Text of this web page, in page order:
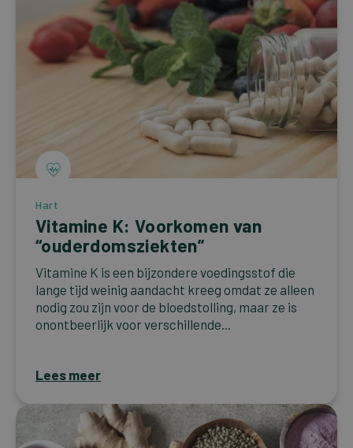
Hart
Vitamine K: Voorkomen van
“ouderdomsziekten”
Vitamine K is een bijzondere voedingsstof die
lange tijd weinig aandacht kreeg omdat ze alleen
nodig zou zijn voor de bloedstolling, maar ze is
onontbeerlijk voor verschillende...
Lees meer